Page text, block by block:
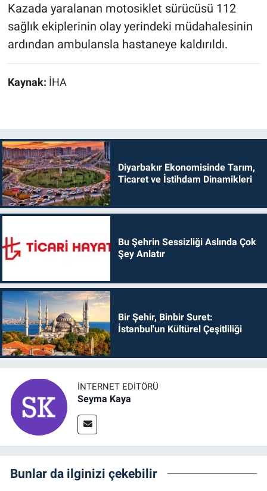
Kazada yaralanan motosiklet sürücüsü 112
sağlık ekiplerinin olay yerindeki müdahalesinin
ardından ambulansla hastaneye kaldırıldı.
Kaynak: İHA
Diyarbakır Ekonomisinde Tarım,
Ticaret ve İstihdam Dinamikleri
Bu Şehrin Sessizliği Aslında Çok
Şey Anlatır
Bir Şehir, Binbir Suret:
İstanbul'un Kültürel Çeşitliliği
İNTERNET EDITÖRÜ
Seyma Kaya
Bunlar da ilginizi çekebilir